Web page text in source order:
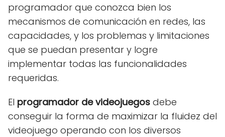
programador que conozca bien los
mecanismos de comunicación en redes, las
capacidades, y los problemas y limitaciones
que se puedan presentar y logre
implementar todas las funcionalidades
requeridas.
El programador de videojuegos debe
conseguir la forma de maximizar la fluidez del
videojuego operando con los diversos